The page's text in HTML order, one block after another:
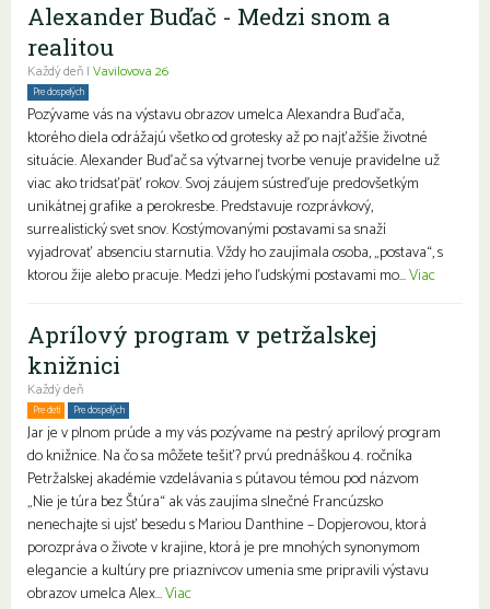
Alexander Buďač - Medzi snom a
realitou
Každý deň | Vavilovova 26
Pre dospelých
Pozývame vás na výstavu obrazov umelca Alexandra Buďača,
ktorého diela odrážajú všetko od grotesky až po najťažšie životné
situácie. Alexander Buďač sa výtvarnej tvorbe venuje pravidelne už
viac ako tridsaťpäť rokov. Svoj záujem sústreďuje predovšetkým
unikátnej grafike a perokresbe. Predstavuje rozprávkový,
surrealistický svet snov. Kostýmovanými postavami sa snaží
vyjadrovať absenciu starnutia. Vždy ho zaujímala osoba, „postava“, s
ktorou žije alebo pracuje. Medzi jeho ľudskými postavami mo...Viac
Aprílový program v petržalskej
knižnici
Každý deň
Pre deti Pre dospelých
Jar je v plnom prúde a my vás pozývame na pestrý aprílový program
do knižnice. Na čo sa môžete tešiť? prvú prednáškou 4. ročníka
Petržalskej akadémie vzdelávania s pútavou témou pod názvom
„Nie je túra bez Štúra“ ak vás zaujíma slnečné Francúzsko
nenechajte si ujsť besedu s Mariou Danthine – Dopjerovou, ktorá
porozpráva o živote v krajine, ktorá je pre mnohých synonymom
elegancie a kultúry pre priaznivcov umenia sme pripravili výstavu
obrazov umelca Alex...Viac